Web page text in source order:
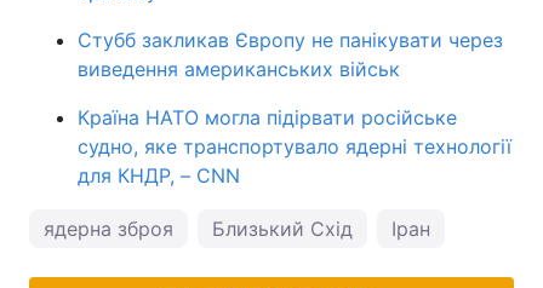
Стубб закликав Європу не панікувати через
виведення американських військ
Країна НАТО могла підірвати російське
судно, яке транспортувало ядерні технології
для КНДР, – CNN
ядерна зброя Близький Схід Іран